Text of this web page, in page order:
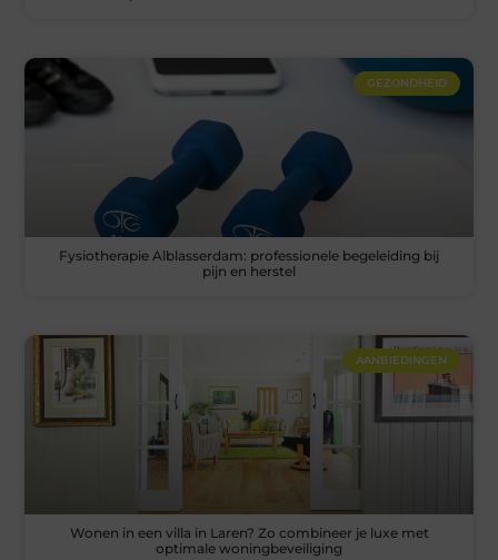
GEZONDHEID
Fysiotherapie Alblasserdam: professionele begeleiding bij
pijn en herstel
AANBIEDINGEN
Wonen in een villa in Laren? Zo combineer je luxe met
optimale woningbeveiliging